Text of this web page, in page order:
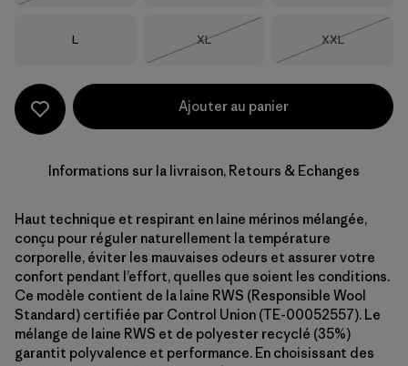
Taille
L Taille
XL
Taille
XXL
Ajouter au panier
Informations sur la livraison, Retours & Echanges
Haut technique et respirant en laine mérinos mélangée,
conçu pour réguler naturellement la température
corporelle, éviter les mauvaises odeurs et assurer votre
confort pendant l’effort, quelles que soient les conditions.
Ce modèle contient de la laine RWS (Responsible Wool
Standard) certifiée par Control Union (TE-00052557). Le
mélange de laine RWS et de polyester recyclé (35%)
garantit polyvalence et performance. En choisissant des